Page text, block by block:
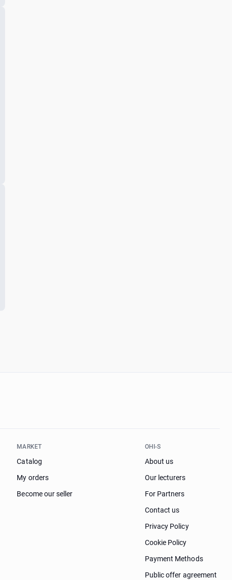
MARKET
Catalog
My orders
Become our seller
OHI-S
About us
Our lecturers
For Partners
Contact us
Privacy Policy
Cookie Policy
Payment Methods
Public offer agreement